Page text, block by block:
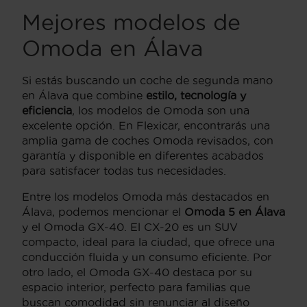
Mejores modelos de
Omoda en Álava
Si estás buscando un coche de segunda mano
en Álava que combine estilo, tecnología y
eficiencia, los modelos de Omoda son una
excelente opción. En Flexicar, encontrarás una
amplia gama de coches Omoda revisados, con
garantía y disponible en diferentes acabados
para satisfacer todas tus necesidades.
Entre los modelos Omoda más destacados en
Álava, podemos mencionar el Omoda 5 en Álava
y el Omoda GX-40. El CX-20 es un SUV
compacto, ideal para la ciudad, que ofrece una
conducción fluida y un consumo eficiente. Por
otro lado, el Omoda GX-40 destaca por su
espacio interior, perfecto para familias que
buscan comodidad sin renunciar al diseño